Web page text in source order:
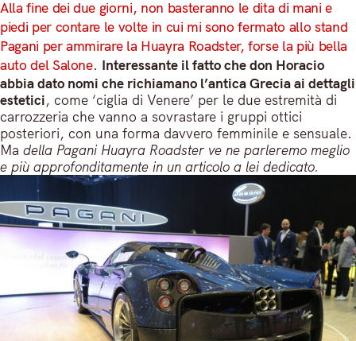
Alla fine dei due giorni, non basteranno le dita di mani e
piedi per contare le volte in cui mi sono fermato allo stand
Pagani per ammirare la Huayra Roadster, forse la più bella
auto del Salone. Interessante il fatto che don Horacio
abbia dato nomi che richiamano l’antica Grecia ai dettagli
estetici, come ‘ciglia di Venere’ per le due estremità di
carrozzeria che vanno a sovrastare i gruppi ottici
posteriori, con una forma davvero femminile e sensuale.
Ma della Pagani Huayra Roadster ve ne parleremo meglio
e più approfonditamente in un articolo a lei dedicato.